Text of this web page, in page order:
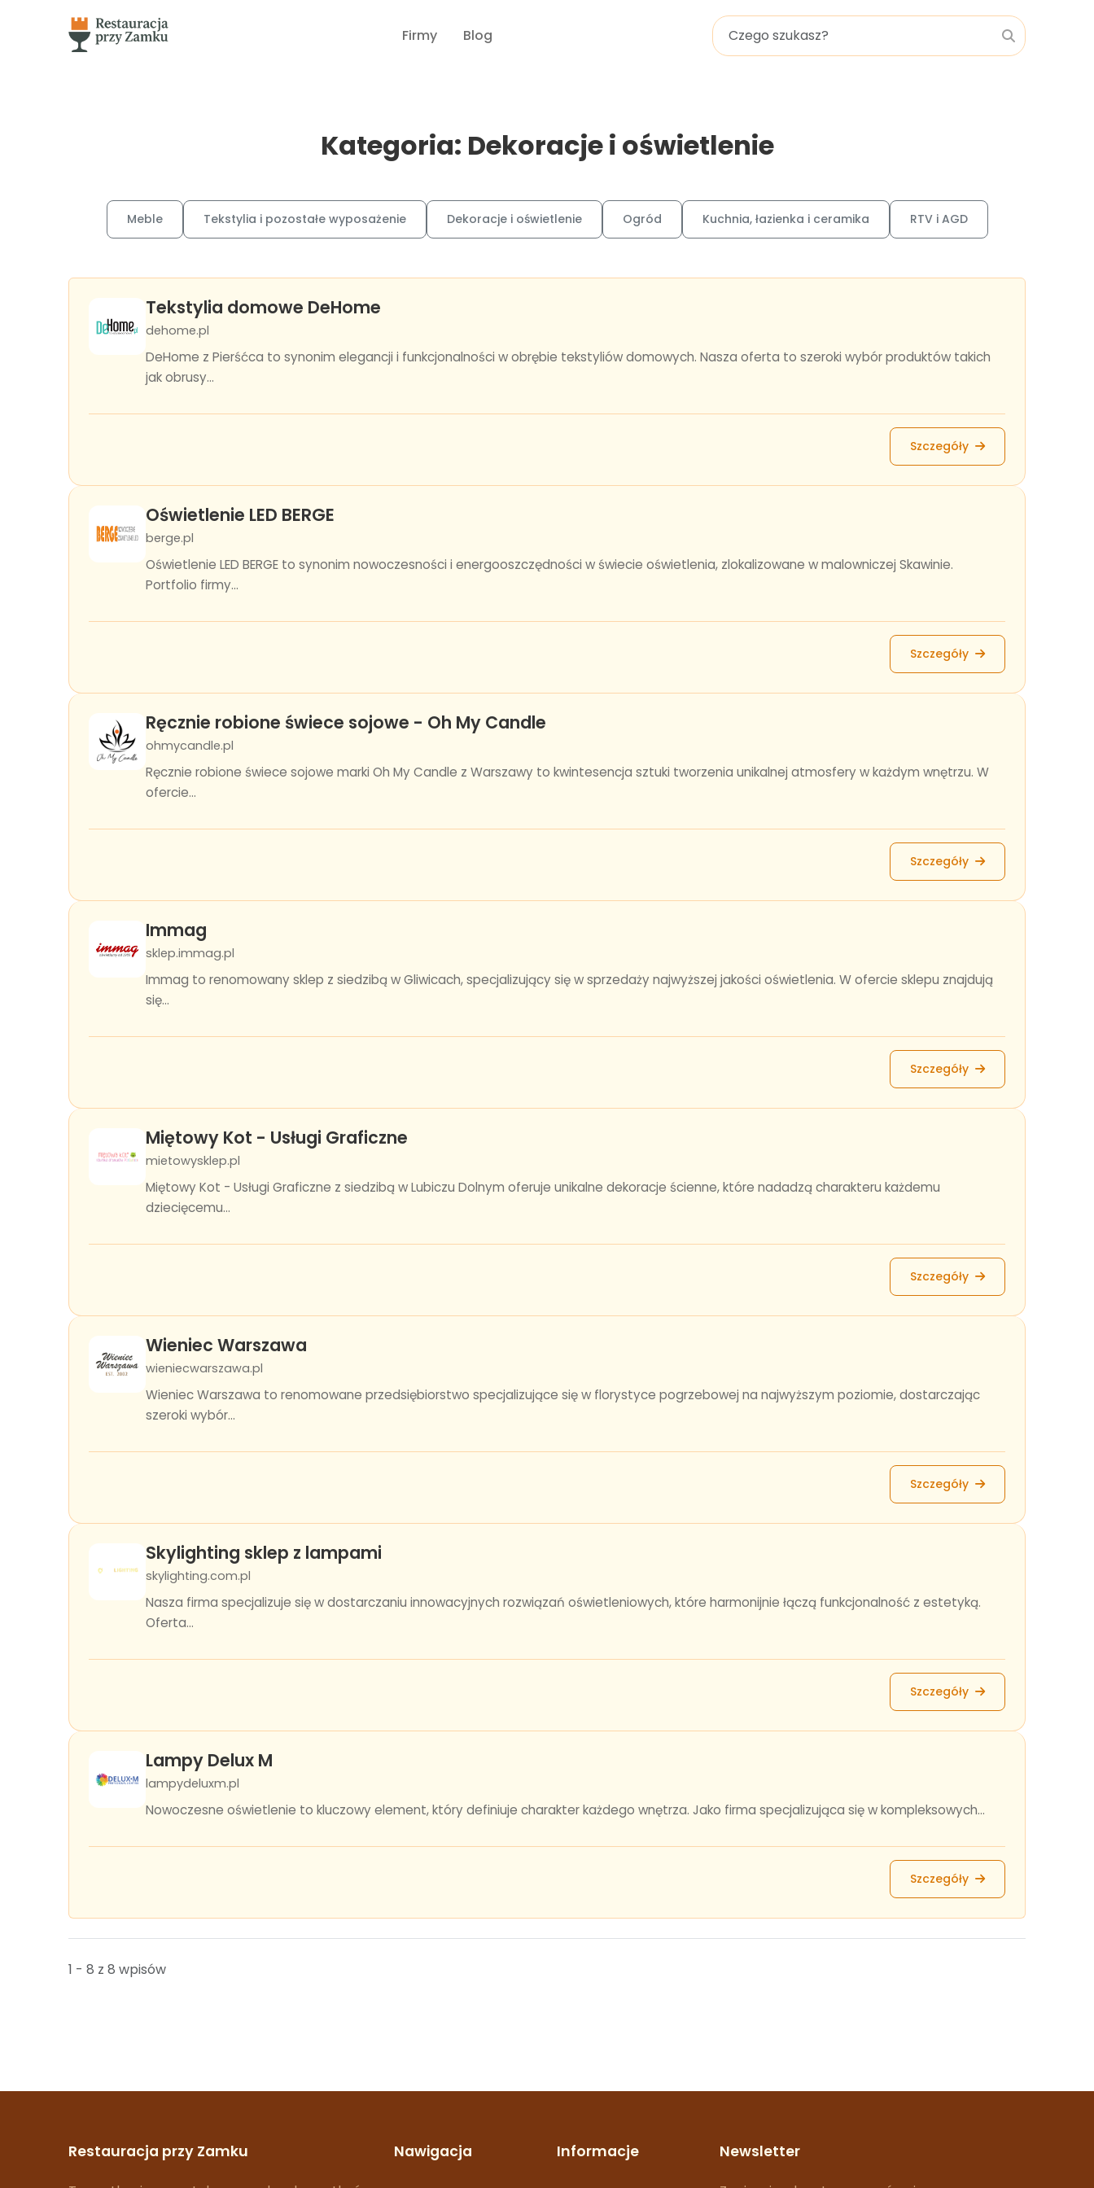
Firmy Blog
Kategoria: Dekoracje i oświetlenie
Meble Tekstylia i pozostałe wyposażenie Dekoracje i oświetlenie Ogród Kuchnia, łazienka i ceramika RTV i AGD
Tekstylia domowe DeHome
dehome.pl
DeHome z Pierśćca to synonim elegancji i funkcjonalności w obrębie tekstyliów domowych. Nasza oferta to szeroki wybór produktów takich
jak obrusy...
Szczegóły
Oświetlenie LED BERGE
berge.pl
Oświetlenie LED BERGE to synonim nowoczesności i energooszczędności w świecie oświetlenia, zlokalizowane w malowniczej Skawinie.
Portfolio firmy...
Szczegóły
Ręcznie robione świece sojowe - Oh My Candle
ohmycandle.pl
Ręcznie robione świece sojowe marki Oh My Candle z Warszawy to kwintesencja sztuki tworzenia unikalnej atmosfery w każdym wnętrzu. W
ofercie...
Szczegóły
Immag
sklep.immag.pl
Immag to renomowany sklep z siedzibą w Gliwicach, specjalizujący się w sprzedaży najwyższej jakości oświetlenia. W ofercie sklepu znajdują
się...
Szczegóły
Miętowy Kot - Usługi Graficzne
mietowysklep.pl
Miętowy Kot - Usługi Graficzne z siedzibą w Lubiczu Dolnym oferuje unikalne dekoracje ścienne, które nadadzą charakteru każdemu
dziecięcemu...
Szczegóły
Wieniec Warszawa
wieniecwarszawa.pl
Wieniec Warszawa to renomowane przedsiębiorstwo specjalizujące się w florystyce pogrzebowej na najwyższym poziomie, dostarczając
szeroki wybór...
Szczegóły
Skylighting sklep z lampami
skylighting.com.pl
Nasza firma specjalizuje się w dostarczaniu innowacyjnych rozwiązań oświetleniowych, które harmonijnie łączą funkcjonalność z estetyką.
Oferta...
Szczegóły
Lampy Delux M
lampydeluxm.pl
Nowoczesne oświetlenie to kluczowy element, który definiuje charakter każdego wnętrza. Jako firma specjalizująca się w kompleksowych...
Szczegóły
1 - 8 z 8 wpisów
Restauracja przy Zamku Nawigacja Informacje Newsletter